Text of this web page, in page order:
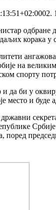
02.
одбране
корака
на
спорту
и да би у
место и буде
поред